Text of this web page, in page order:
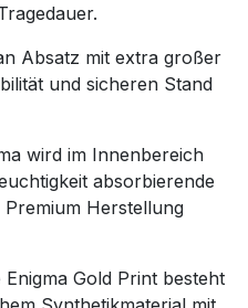
Absatz mit extra großer
und sicheren Stand
wird im Innenbereich
absorbierende
Herstellung
Gold Print besteht